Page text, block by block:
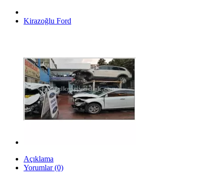
Kirazoğlu Ford
Açıklama
Yorumlar (0)